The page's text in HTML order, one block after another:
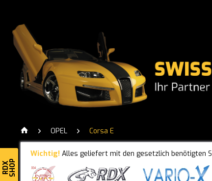
RDXSHOP
OPEL Corsa E
Wichtig! Alles geliefert mit den gesetzlich benötigten